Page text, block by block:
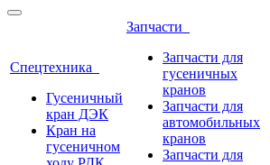
Спецтехника
Гусеничный
кран ДЭК
Кран на
гусеничном
Запчасти
Запчасти для
гусеничных
кранов
Запчасти для
автомобильных
кранов
Запчасти для